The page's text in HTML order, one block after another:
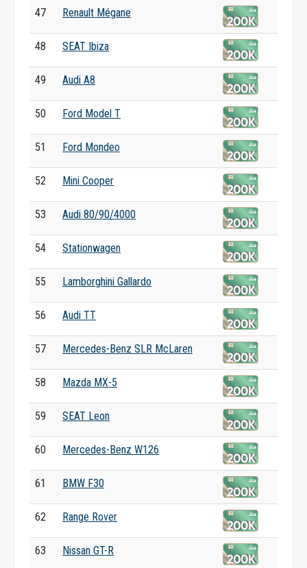
47 Renault Mégane
48 SEAT Ibiza
49 Audi A8
50 Ford Model T
51 Ford Mondeo
52 Mini Cooper
53 Audi 80/90/4000
54 Stationwagen
55 Lamborghini Gallardo
56 Audi TT
57 Mercedes-Benz SLR McLaren
58 Mazda MX-5
59 SEAT Leon
60 Mercedes-Benz W126
61 BMW F30
62 Range Rover
63 Nissan GT-R